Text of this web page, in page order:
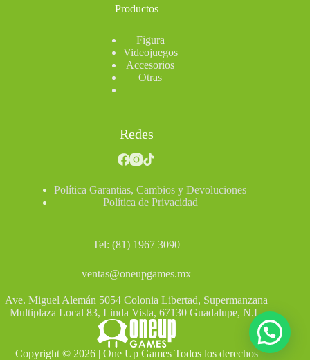
Productos
Figura
Videojuegos
Accesorios
Otras
Redes
Política Garantias, Cambios y Devoluciones
Política de Privacidad
Tel: (81) 1967 3090
ventas@oneupgames.mx
Ave. Miguel Alemán 5054 Colonia Libertad, Supermanzana
Multiplaza Local 83, Linda Vista, 67130 Guadalupe, N.L.
Copyright © 2026 | One Up Games Todos los derechos